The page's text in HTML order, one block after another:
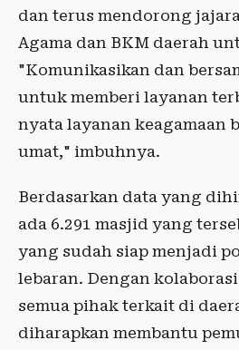
dan terus mendorong
Agama dan BKM daerah
"Komunikasikan dan
untuk memberi layanan
nyata layanan keagamaan
umat," imbuhnya.
Berdasarkan data yang
ada 6.291 masjid yang
yang sudah siap menjadi
lebaran. Dengan
semua pihak terkait di
diharapkan membantu